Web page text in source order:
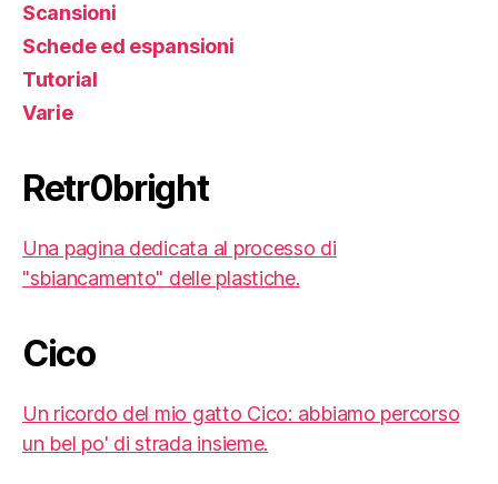
Scansioni
Schede ed espansioni
Tutorial
Varie
Retr0bright
Una pagina dedicata al processo di
"sbiancamento" delle plastiche.
Cico
Un ricordo del mio gatto Cico: abbiamo percorso
un bel po' di strada insieme.